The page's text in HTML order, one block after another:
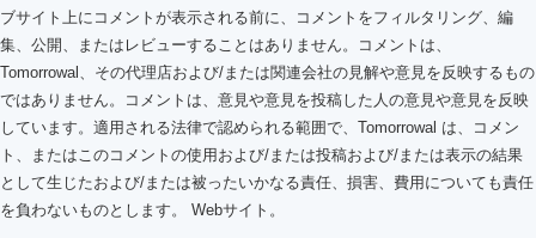
ブサイト上にコメントが表示される前に、コメントをフィルタリング、編
集、公開、またはレビューすることはありません。コメントは、
Tomorrowal、その代理店および/または関連会社の見解や意見を反映するもの
ではありません。コメントは、意見や意見を投稿した人の意見や意見を反映
しています。適用される法律で認められる範囲で、Tomorrowal は、コメン
ト、またはこのコメントの使用および/または投稿および/または表示の結果
として生じたおよび/または被ったいかなる責任、損害、費用についても責任
を負わないものとします。 Webサイト。